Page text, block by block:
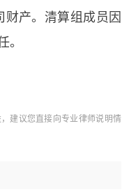
产。清算组成员因
。
建议您直接向专业律师说明情